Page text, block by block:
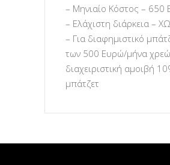
– Μηνιαίο Κόστος – 650
– Ελάχιστη διάρκεια –
– Για διαφημιστικό
των 500 Ευρώ/μήνα
διαχειριστική αμοιβή
μπάτζετ